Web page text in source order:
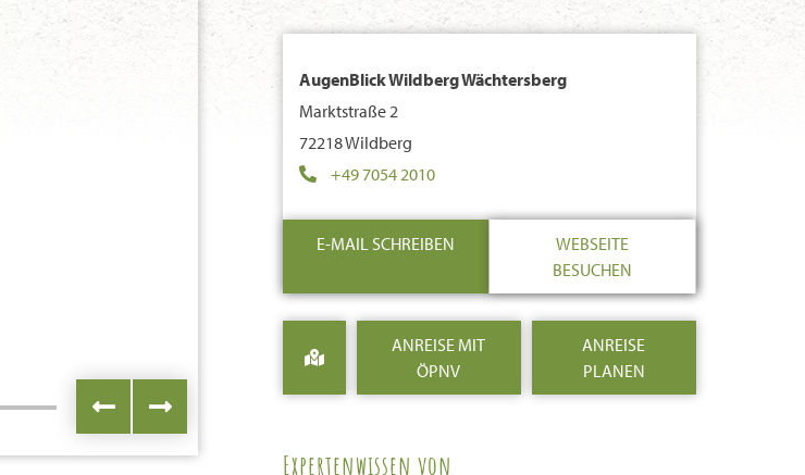
AugenBlick Wildberg Wächtersberg
Marktstraße 2
72218 Wildberg
+49 7054 2010
E-MAIL SCHREIBEN
WEBSEITE
BESUCHEN
ANREISE MIT
ÖPNV
ANREISE
PLANEN
Expertenwissen von